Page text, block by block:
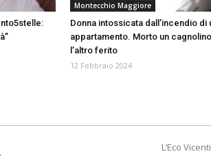
Montecchio Maggiore
Donna intossicata dall’incendio di
appartamento. Morto un
l’altro ferito
12 Febbraio 2024
L’Eco